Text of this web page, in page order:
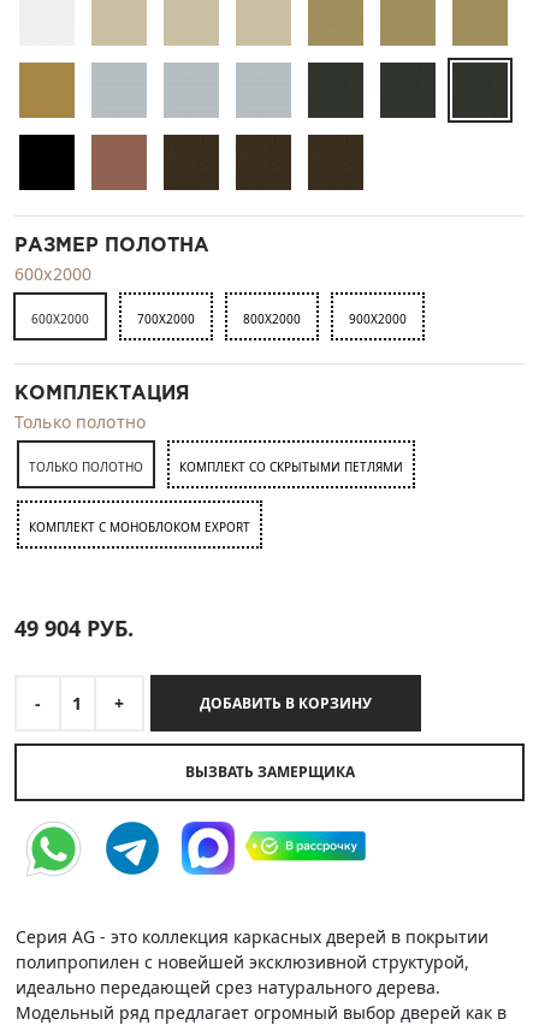
РАЗМЕР ПОЛОТНА
600x2000
600X2000 700X2000 800X2000 900X2000
КОМПЛЕКТАЦИЯ
Только полотно
ТОЛЬКО ПОЛОТНО КОМПЛЕКТ СО СКРЫТЫМИ ПЕТЛЯМИ
КОМПЛЕКТ C МОНОБЛОКОМ EXPORT
49 904 РУБ.
- 1 + ДОБАВИТЬ В КОРЗИНУ
ВЫЗВАТЬ ЗАМЕРЩИКА
Серия AG - это коллекция каркасных дверей в покрытии
полипропилен с новейшей эксклюзивной структурой,
идеально передающей срез натурального дерева.
Модельный ряд предлагает огромный выбор дверей как в